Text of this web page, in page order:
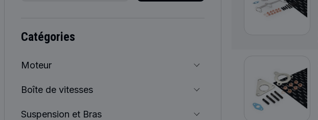
catégories
Moteur
Boîte de vitesses
Suspension et Bras